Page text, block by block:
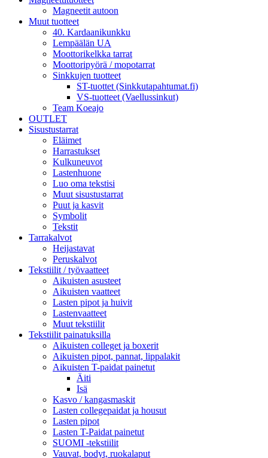
Magneetit autoon
Muut tuotteet
40. Kardaanikunkku
Lempäälän UA
Moottorikelkka tarrat
Moottoripyörä / mopotarrat
Sinkkujen tuotteet
ST-tuottet (Sinkkutapahtumat.fi)
VS-tuotteet (Vaellussinkut)
Team Koeajo
OUTLET
Sisustustarrat
Eläimet
Harrastukset
Kulkuneuvot
Lastenhuone
Luo oma tekstisi
Muut sisustustarrat
Puut ja kasvit
Symbolit
Tekstit
Tarrakalvot
Heijastavat
Peruskalvot
Tekstiilit / työvaatteet
Aikuisten asusteet
Aikuisten vaatteet
Lasten pipot ja huivit
Lastenvaatteet
Muut tekstiilit
Tekstiilit painatuksilla
Aikuisten colleget ja boxerit
Aikuisten pipot, pannat, lippalakit
Aikuisten T-paidat painetut
Äiti
Isä
Kasvo / kangasmaskit
Lasten collegepaidat ja housut
Lasten pipot
Lasten T-Paidat painetut
SUOMI -tekstiilit
Vauvat, bodyt, ruokalaput